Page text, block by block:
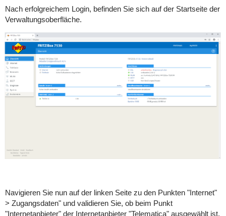
Nach erfolgreichem Login, befinden Sie sich auf der Startseite der
Verwaltungsoberfläche.
Navigieren Sie nun auf der linken Seite zu den Punkten "Internet"
> Zugangsdaten" und validieren Sie, ob beim Punkt
"Internetanbieter" der Internetanbieter "Telematica" ausgewählt ist.